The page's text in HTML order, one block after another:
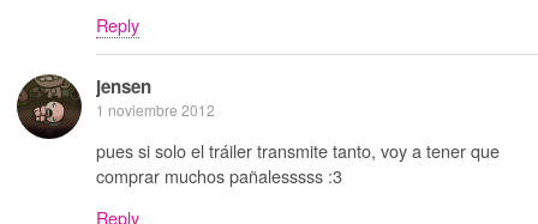
Reply
jensen
1 noviembre 2012
pues si solo el tráiler transmite tanto, voy a tener que
comprar muchos pañalesssss :3
Reply